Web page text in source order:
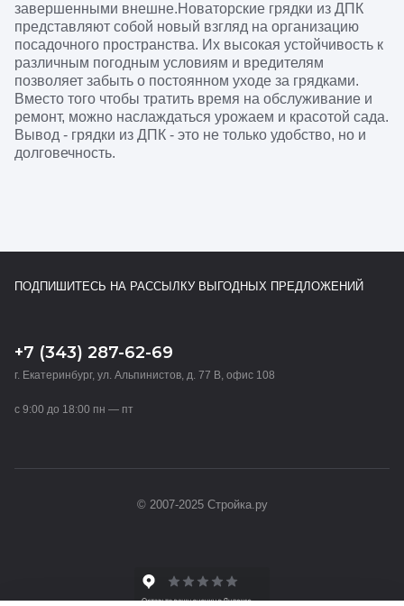
завершенными внешне.Новаторские грядки из ДПК
представляют собой новый взгляд на организацию
посадочного пространства. Их высокая устойчивость к
различным погодным условиям и вредителям
позволяет забыть о постоянном уходе за грядками.
Вместо того чтобы тратить время на обслуживание и
ремонт, можно наслаждаться урожаем и красотой сада.
Вывод - грядки из ДПК - это не только удобство, но и
долговечность.
ПОДПИШИТЕСЬ НА РАССЫЛКУ ВЫГОДНЫХ ПРЕДЛОЖЕНИЙ
+7 (343) 287-62-69
г. Екатеринбург, ул. Альпинистов, д. 77 В, офис 108
с 9:00 до 18:00 пн — пт
© 2007-2025 Стройка.ру